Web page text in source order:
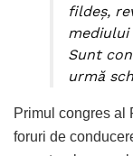
fildeş,
mediului
Sunt
urmă
Primul congres al
foruri de